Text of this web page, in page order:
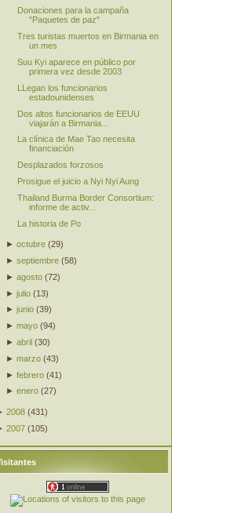
Donaciones para la campaña
"Paquetes de paz"
Tres turistas muertos en Birmania en
un mes
Suu Kyi aparece en público por
primera vez desde 2003
LLegan los funcionarios
estadounidenses
Dos altos funcionarios de EEUU
viajarán a Birmania...
La clínica de Mae Tao necesita
financiación
Desplazados forzosos
Prosigue el juicio a Nyi Nyi Aung
Thailand Burma Border Consortium:
informe de activ...
La historia de Po
►octubre (29)
►septiembre (58)
►agosto (72)
►julio (13)
►junio (39)
►mayo (94)
►abril (30)
►marzo (43)
►febrero (41)
►enero (27)
2008 (431)
2007 (105)